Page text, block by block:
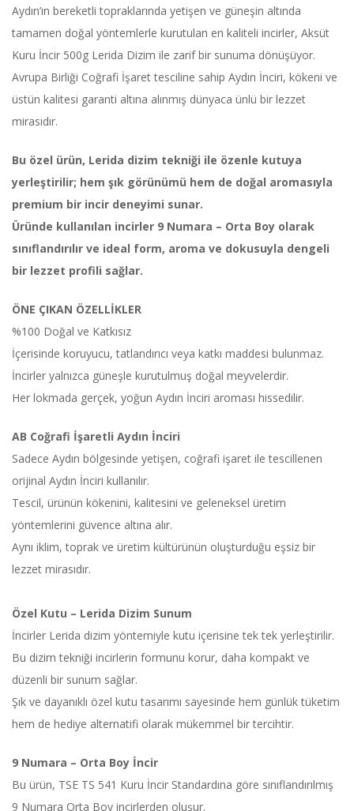
Aydın’ın bereketli topraklarında yetişen ve güneşin altında
tamamen doğal yöntemlerle kurutulan en kaliteli incirler, Aksüt
Kuru İncir 500g Lerida Dizim ile zarif bir sunuma dönüşüyor.
Avrupa Birliği Coğrafi İşaret tesciline sahip Aydın İnciri, kökeni ve
üstün kalitesi garanti altına alınmış dünyaca ünlü bir lezzet
mirasıdır.
Bu özel ürün, Lerida dizim tekniği ile özenle kutuya
yerleştirilir; hem şık görünümü hem de doğal aromasıyla
premium bir incir deneyimi sunar.
Üründe kullanılan incirler 9 Numara – Orta Boy olarak
sınıflandırılır ve ideal form, aroma ve dokusuyla dengeli
bir lezzet profili sağlar.
ÖNE ÇIKAN ÖZELLİKLER
%100 Doğal ve Katkısız
İçerisinde koruyucu, tatlandırıcı veya katkı maddesi bulunmaz.
İncirler yalnızca güneşle kurutulmuş doğal meyvelerdir.
Her lokmada gerçek, yoğun Aydın İnciri aroması hissedilir.
AB Coğrafi İşaretli Aydın İnciri
Sadece Aydın bölgesinde yetişen, coğrafi işaret ile tescillenen
orijinal Aydın İnciri kullanılır.
Tescil, ürünün kökenini, kalitesini ve geleneksel üretim
yöntemlerini güvence altına alır.
Aynı iklim, toprak ve üretim kültürünün oluşturduğu eşsiz bir
lezzet mirasıdır.
Özel Kutu – Lerida Dizim Sunum
İncirler Lerida dizim yöntemiyle kutu içerisine tek tek yerleştirilir.
Bu dizim tekniği incirlerin formunu korur, daha kompakt ve
düzenli bir sunum sağlar.
Şık ve dayanıklı özel kutu tasarımı sayesinde hem günlük tüketim
hem de hediye alternatifi olarak mükemmel bir tercihtir.
9 Numara – Orta Boy İncir
Bu ürün, TSE TS 541 Kuru İncir Standardına göre sınıflandırılmış
9 Numara Orta Boy incirlerden oluşur.